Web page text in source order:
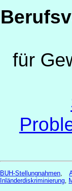
für
BUH-Stellungnahmen ,
Inländerdiskriminierung